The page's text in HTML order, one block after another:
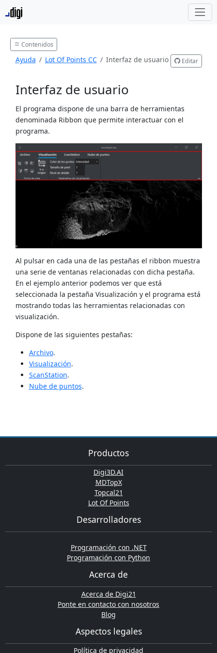
Contenidos
Ayuda Lot Of Points CC Interfaz de usuario Editar
Interfaz de usuario
El programa dispone de una barra de herramientas
denominada Ribbon que permite interactuar con el
programa.
Al pulsar en cada una de las pestañas el ribbon muestra
una serie de ventanas relacionadas con dicha pestaña.
En el ejemplo anterior podemos ver que está
seleccionada la pestaña Visualización y el programa está
mostrando todas las herramientas relacionadas con
visualización.
Dispone de las siguientes pestañas:
Archivo.
Visualización.
ScanStation.
Nube de puntos.
Productos
Digi3D.AI
MDTopX
Topcal21
Lot Of Points
Desarrolladores
Programación con .NET
Programación con Python
Acerca de
Acerca de Digi21
Ponte en contacto con nosotros
Blog
Aspectos legales
Política de privacidad